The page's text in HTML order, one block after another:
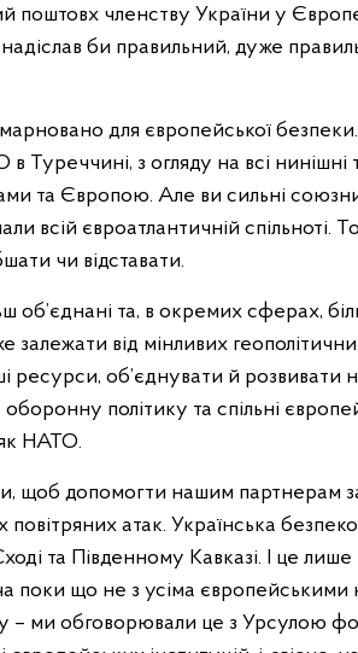
поштовх членству України у
би правильний, дуже
для європейської
Туреччині, з огляду на всі нинішні
та Європою. Але ви сильні
всій євроатлантичній спільноті.
чи відставати.
та, в окремих сферах,
від мінливих
ресурси, об’єднувати й розвивати
політику та спільні
як НАТО.
щоб допомогти нашим партнерам
атак. Українська
та Південному Кавказі. І це
що не з усіма європейськими
ми обговорювали це з Урсулою